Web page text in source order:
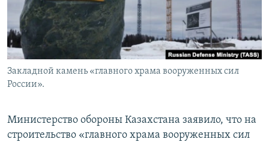
Закладной камень «главного храма вооруженных сил
России».
Министерство обороны Казахстана заявило, что на
строительство «главного храма вооруженных сил